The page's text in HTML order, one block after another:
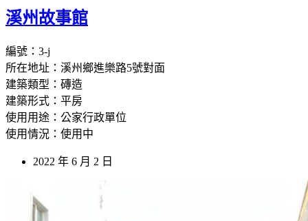
溪州故事館
編號：3-j
所在地址：溪州鄉進樂路5號對面
建築類型：磚造
建築形式：平房
使用用途：公家行政單位
使用情況：使用中
2022 年 6 月 2 日